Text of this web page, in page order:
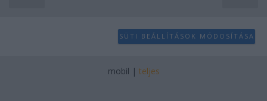
SÜTI BEÁLLÍTÁSOK MÓDOSÍTÁSA
mobil | teljes